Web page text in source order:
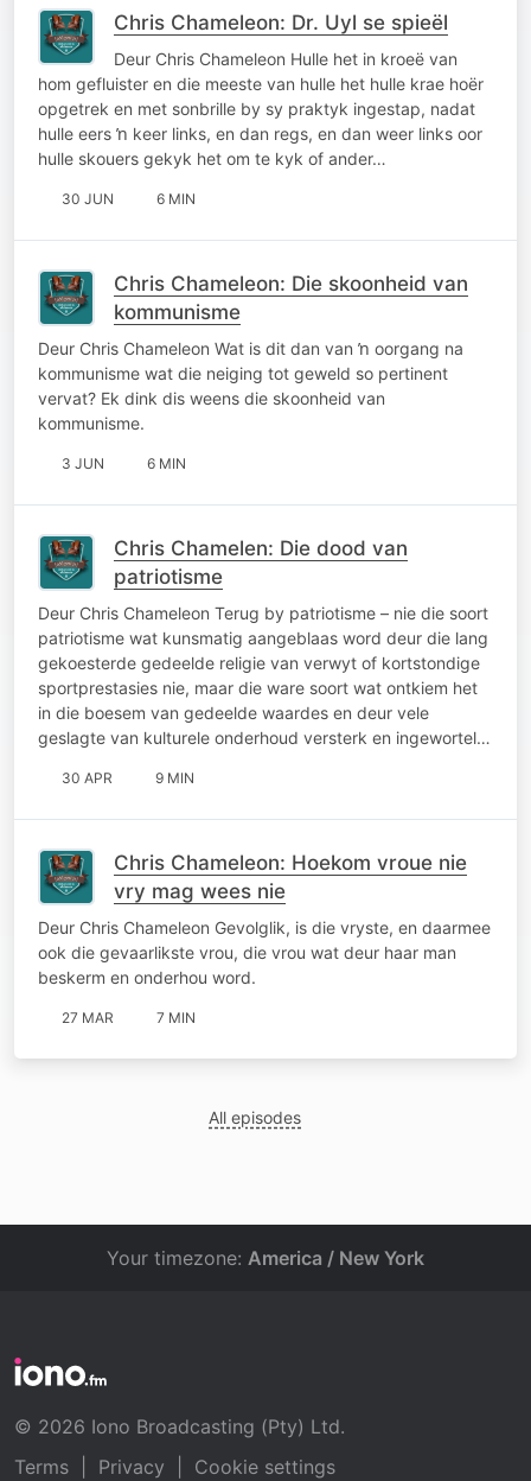
Chris Chameleon: Dr. Uyl se spieël
Deur Chris Chameleon Hulle het in kroeë van
hom gefluister en die meeste van hulle het hulle krae hoër
opgetrek en met sonbrille by sy praktyk ingestap, nadat
hulle eers ŉ keer links, en dan regs, en dan weer links oor
hulle skouers gekyk het om te kyk of ander…
30 JUN 6 MIN
Chris Chameleon: Die skoonheid van
kommunisme
Deur Chris Chameleon Wat is dit dan van ŉ oorgang na
kommunisme wat die neiging tot geweld so pertinent
vervat? Ek dink dis weens die skoonheid van
kommunisme.
3 JUN 6 MIN
Chris Chamelen: Die dood van
patriotisme
Deur Chris Chameleon Terug by patriotisme – nie die soort
patriotisme wat kunsmatig aangeblaas word deur die lang
gekoesterde gedeelde religie van verwyt of kortstondige
sportprestasies nie, maar die ware soort wat ontkiem het
in die boesem van gedeelde waardes en deur vele
geslagte van kulturele onderhoud versterk en ingewortel…
30 APR 9 MIN
Chris Chameleon: Hoekom vroue nie
vry mag wees nie
Deur Chris Chameleon Gevolglik, is die vryste, en daarmee
ook die gevaarlikste vrou, die vrou wat deur haar man
beskerm en onderhou word.
27 MAR 7 MIN
All episodes
Your timezone: America / New York
© 2026 Iono Broadcasting (Pty) Ltd.
Terms
Privacy Cookie settings